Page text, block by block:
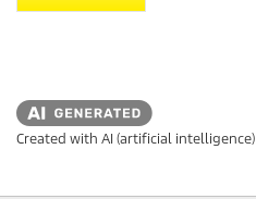
Created with AI (artificial intelligence)